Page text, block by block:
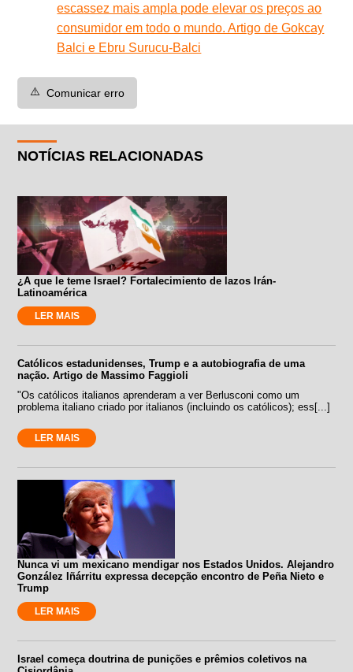
escassez mais ampla pode elevar os preços ao
consumidor em todo o mundo. Artigo de Gokcay
Balci e Ebru Surucu-Balci
⚠️ Comunicar erro
NOTÍCIAS RELACIONADAS
¿A que le teme Israel? Fortalecimiento de lazos Irán-
Latinoamérica
LER MAIS
Católicos estadunidenses, Trump e a autobiografia de uma
nação. Artigo de Massimo Faggioli
"Os católicos italianos aprenderam a ver Berlusconi como um
problema italiano criado por italianos (incluindo os católicos); ess[...]
LER MAIS
Nunca vi um mexicano mendigar nos Estados Unidos. Alejandro
González Iñárritu expressa decepção encontro de Peña Nieto e
Trump
LER MAIS
Israel começa doutrina de punições e prêmios coletivos na